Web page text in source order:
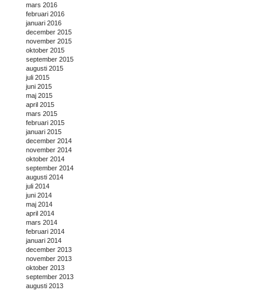
mars 2016
februari 2016
januari 2016
december 2015
november 2015
oktober 2015
september 2015
augusti 2015
juli 2015
juni 2015
maj 2015
april 2015
mars 2015
februari 2015
januari 2015
december 2014
november 2014
oktober 2014
september 2014
augusti 2014
juli 2014
juni 2014
maj 2014
april 2014
mars 2014
februari 2014
januari 2014
december 2013
november 2013
oktober 2013
september 2013
augusti 2013